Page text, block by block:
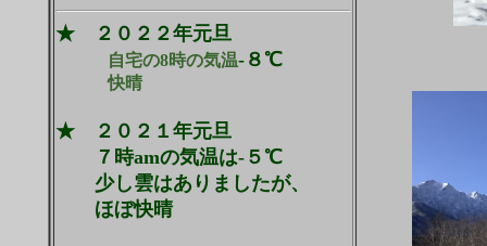
★ ２０２２年元旦
自宅の8時の気温-８℃
快晴
★ ２０２１年元旦
７時amの気温は-５℃
少し雲はありましたが、
ほぼ快晴